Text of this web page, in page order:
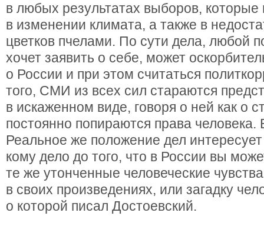
в любых результатах выборов,
в изменении климата, а также в
цветков пчелами. По сути дела, любой
хочет заявить о себе, может
о России и при этом считаться
того, СМИ из всех сил стараются
в искаженном виде, говоря о ней как о
постоянно попираются права человека.
Реальное же положение дел
кому дело до того, что в России вы
те же утонченные человеческие
в своих произведениях, или загадку
о которой писал Достоевский.